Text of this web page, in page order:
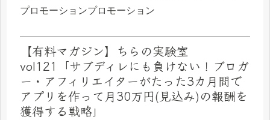
プロモーションプロモーション
【有料マガジン】ちらの実験室
vol121「サブディレにも負けない！ブロガ
ー・アフィリエイターがたった3カ月間で
アプリを作って月30万円(見込み)の報酬を
獲得する戦略」